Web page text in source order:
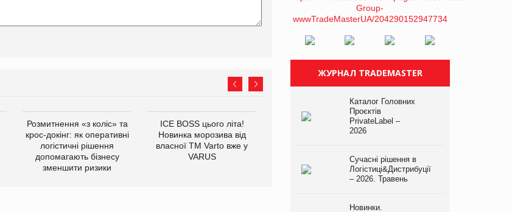
Розмитнення «з коліс» та
крос-докінг: як оперативні
логістичні рішення
допомагають бізнесу
зменшити ризики
ICE BOSS цього літа!
Новинка морозива від
власної ТМ Varto вже у
VARUS
EVA.UA запустила
кампанію «Хто б знав» про
не очікують побачити на
платформі
ЖУРНАЛ TRADEMASTER
Каталог Головних
Проєктів
PrivateLabel –
2026
Сучасні рішення в
Логістиці&Дистрибуції
– 2026. Травень
Новинки.